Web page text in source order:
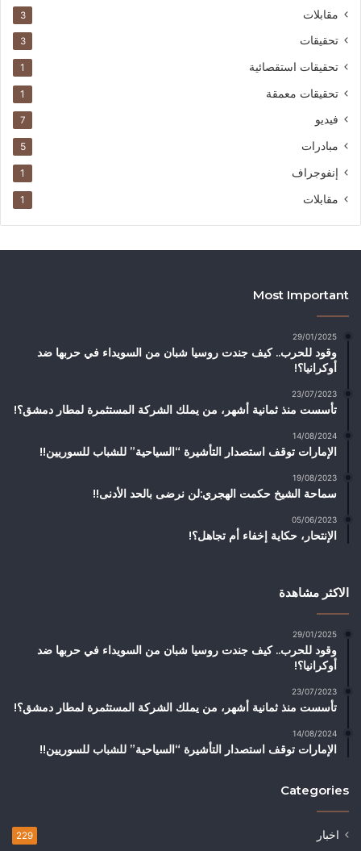
مقابلات 3
تحقيقات 3
تحقيقات استقصائية 1
تحقيقات معمقة 1
فيديو 7
مبادرات 5
إنفوجراف 1
مقابلات 1
Most Important
29/01/2025
وقود للحرب.. كيف جندت روسيا شبان من السويداء في حربها ضد
أوكرانيا؟!
23/07/2023
تأسست منذ ثمانية أشهر، من يملك الشركة المستثمرة لمطار دمشق؟!
14/08/2024
الإمارات توقف استصدار التأشيرة “السياحية” للشباب للسوريين!!
19/08/2023
سماحة الشيخ حكمت الهجري:لن نرضى بالحد الأدنى!!
05/06/2023
الإنتحار، حكاية إخفاء أم تجاهل؟!
الاكثر مشاهدة
29/01/2025
وقود للحرب.. كيف جندت روسيا شبان من السويداء في حربها ضد
أوكرانيا؟!
23/07/2023
تأسست منذ ثمانية أشهر، من يملك الشركة المستثمرة لمطار دمشق؟!
14/08/2024
الإمارات توقف استصدار التأشيرة “السياحية” للشباب للسوريين!!
Categories
اخبار 229